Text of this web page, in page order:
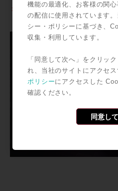
＞＞併せてこちらもチェック!!
機能の最適化、お客様の関
の配信に使用されています
シー・ポリシーに基づき、
収集・利用しています。
「同意して次へ」をクリッ
れ、当社のサイトにアクセス
ポリシーにアクセスした
確認ください。
同意し